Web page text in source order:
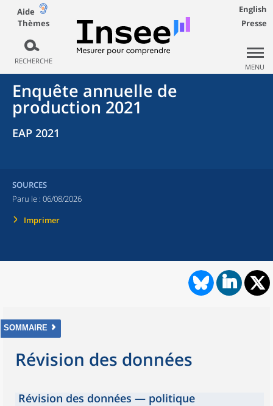
Aide
Thèmes
RECHERCHE
English
Presse
MENU
Enquête annuelle de
production 2021
EAP 2021
SOURCES
Paru le : 06/08/2026
Imprimer
SOMMAIRE
Révision des données
Révision des données — politique